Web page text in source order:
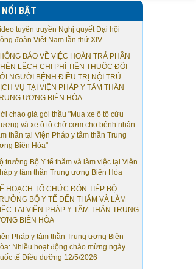
BẬT
tuyên truyền Nghị quyết Đại hội
đoàn Việt Nam lần thứ XIV
BÁO VỀ VIỆC HOÀN TRẢ PHẦN
LỆCH CHI PHÍ TIỀN THUỐC ĐỐI
NGƯỜI BỆNH ĐIỀU TRỊ NỘI TRÚ
VỤ TẠI VIỆN PHÁP Y TÂM THẦN
ƯƠNG BIÊN HÒA
chào giá gói thầu "Mua xe ô tô cứu
và xe ô tô chở cơm cho bệnh nhân
thần tại Viện Pháp y tâm thần Trung
Biên Hòa"
trưởng Bộ Y tế thăm và làm việc tại Viện
y tâm thần Trung ương Biên Hòa
HOẠCH TỔ CHỨC ĐÓN TIẾP BỘ
BỘ Y TẾ ĐẾN THĂM VÀ LÀM
TẠI VIỆN PHÁP Y TÂM THẦN TRUNG
BIÊN HÒA
Pháp y tâm thần Trung ương Biên
Nhiều hoạt động chào mừng ngày
tế Điều dưỡng 12/5/2026